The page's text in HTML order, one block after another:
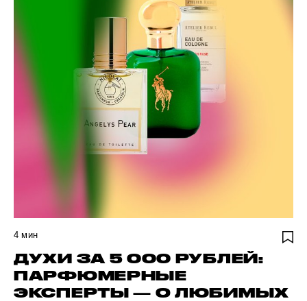
4 мин
ДУХИ ЗА 5 000 РУБЛЕЙ:
ПАРФЮМЕРНЫЕ
ЭКСПЕРТЫ — О ЛЮБИМЫХ